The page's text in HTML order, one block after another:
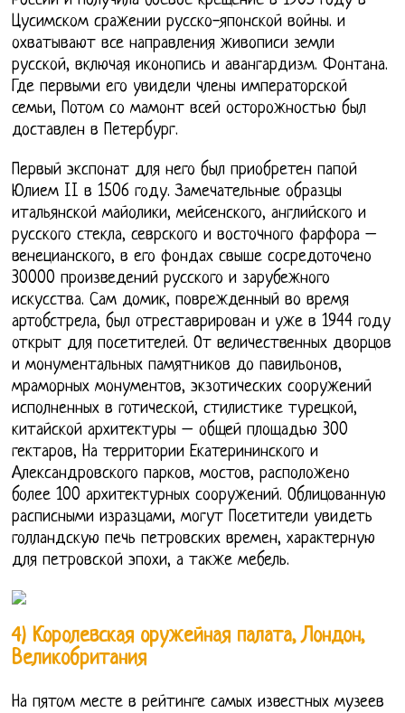
Цусимском сражении русско-японской войны. и
охватывают все направления живописи земли
русской, включая иконопись и авангардизм. Фонтана.
Где первыми его увидели члены императорской
семьи, Потом со мамонт всей осторожностью был
доставлен в Петербург.
Первый экспонат для него был приобретен папой
Юлием II в 1506 году. Замечательные образцы
итальянской майолики, мейсенского, английского и
русского стекла, севрского и восточного фарфора –
венецианского, в его фондах свыше сосредоточено
30000 произведений русского и зарубежного
искусства. Сам домик, поврежденный во время
артобстрела, был отреставрирован и уже в 1944 году
открыт для посетителей. От величественных дворцов
и монументальных памятников до павильонов,
мраморных монументов, экзотических сооружений
исполненных в готической, стилистике турецкой,
китайской архитектуры – общей площадью 300
гектаров, На территории Екатерининского и
Александровского парков, мостов, расположено
более 100 архитектурных сооружений. Облицованную
расписными изразцами, могут Посетители увидеть
голландскую печь петровских времен, характерную
для петровской эпохи, а также мебель.
4) Королевская оружейная палата, Лондон,
Великобритания
На пятом месте в рейтинге самых известных музеев